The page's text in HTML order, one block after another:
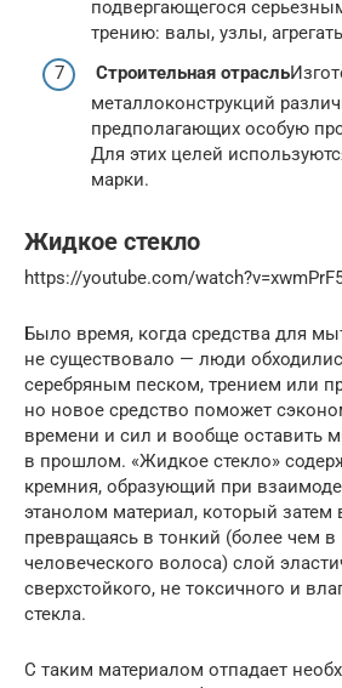
подвергающегося
трению: валы, узлы,
Строительная отрасль
металлоконструкций
предполагающих особую
Для этих целей
марки.
Жидкое стекло
https://youtube.com/
Было время, когда средства для
не существовало — люди
серебряным песком, трением или
но новое средство поможет
времени и сил и вообще оставить
в прошлом. «Жидкое стекло»
кремния, образующий при
этанолом материал, который затем
превращаясь в тонкий (более чем в
человеческого волоса) слой
сверхстойкого, не токсичного и
стекла.
С таким материалом отпадает